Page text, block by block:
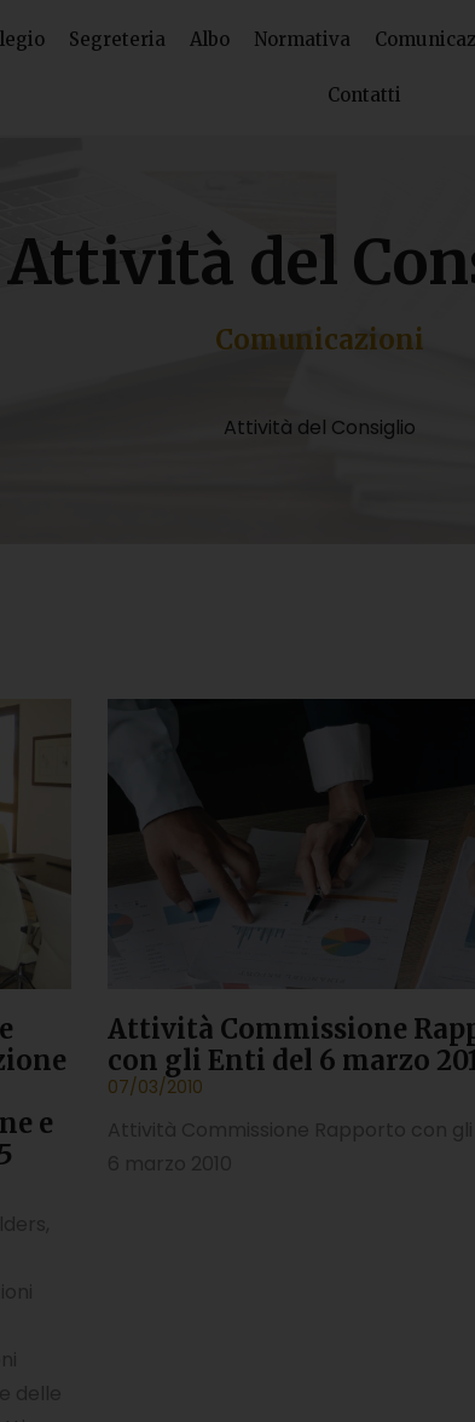
Segreteria Albo Normativa
Contatti
Attività del
Comunicazioni
Attività del Consiglio
e
Attività Commissione
con gli Enti del 6 marzo
07/03/2010